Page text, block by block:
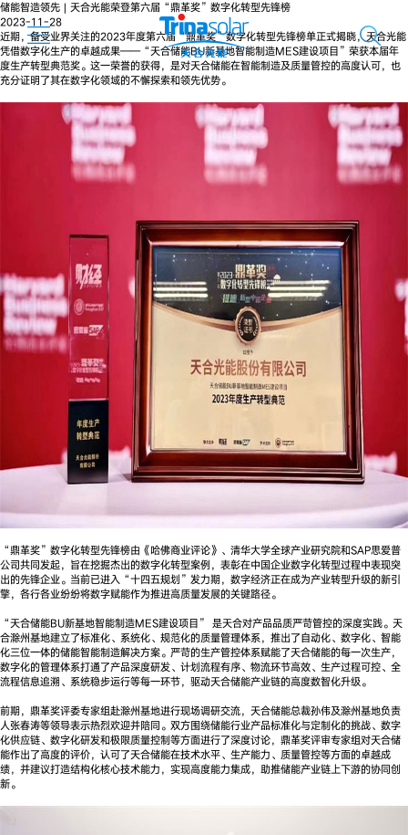
储能智造领先 | 天合光能荣登第六届“鼎革奖”数字化转型先锋榜
2023-11-28
近期，备受业界关注的2023年度第六届“鼎革奖”数字化转型先锋榜单正式揭晓，天合光能
凭借数字化生产的卓越成果——“天合储能BU新基地智能制造MES建设项目”荣获本届年
度生产转型典范奖。这一荣誉的获得，是对天合储能在智能制造及质量管控的高度认可，也
充分证明了其在数字化领域的不懈探索和领先优势。
“鼎革奖”数字化转型先锋榜由《哈佛商业评论》、清华大学全球产业研究院和SAP思爱普
公司共同发起，旨在挖掘杰出的数字化转型案例，表彰在中国企业数字化转型过程中表现突
出的先锋企业。当前已进入“十四五规划”发力期，数字经济正在成为产业转型升级的新引
擎，各行各业纷纷将数字赋能作为推进高质量发展的关键路径。
“天合储能BU新基地智能制造MES建设项目” 是天合对产品品质严苛管控的深度实践。天
合滁州基地建立了标准化、系统化、规范化的质量管理体系，推出了自动化、数字化、智能
化三位一体的储能智能制造解决方案。严苛的生产管控体系赋能了天合储能的每一次生产，
数字化的管理体系打通了产品深度研发、计划流程有序、物流环节高效、生产过程可控、全
流程信息追溯、系统稳步运行等每一环节，驱动天合储能产业链的高度数智化升级。
前期，鼎革奖评委专家组赴滁州基地进行现场调研交流，天合储能总裁孙伟及滁州基地负责
人张春涛等领导表示热烈欢迎并陪同。双方围绕储能行业产品标准化与定制化的挑战、数字
化供应链、数字化研发和极限质量控制等方面进行了深度讨论，鼎革奖评审专家组对天合储
能作出了高度的评价，认可了天合储能在技术水平、生产能力、质量管控等方面的卓越成
绩，并建议打造结构化核心技术能力，实现高度能力集成，助推储能产业链上下游的协同创
新。